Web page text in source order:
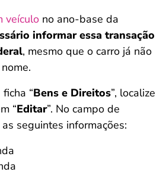
veículo no ano-base da
informar essa transação
, mesmo que o carro já não
“Bens e Direitos”, localize
“Editar”. No campo de
seguintes informações: